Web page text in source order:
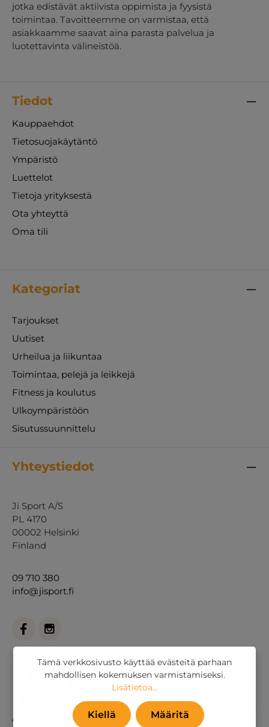
jotka edistävät aktiivista oppimista ja fyysistä
toimintaa. Tavoitteemme on varmistaa, että
asiakkaamme saavat aina parasta palvelua ja
luotettavinta välineistöä.
Tiedot
Kauppaehdot
Tietosuojakäytäntö
Ympäristö
Luettelot
Tietoja yrityksestä
Ota yhteyttä
Oma tili
Kategoriat
Tarjoukset
Uutiset
Urheilua ja liikuntaa
Toimintaa, pelejä ja leikkejä
Fitness ja koulutus
Ulkoympäristöön
Sisutussuunnittelu
Yhteystiedot
Ji Sport A/S
PL 4170
00002 Helsinki
Finland
09 710 380
info@jisport.fi
Tämä verkkosivusto käyttää evästeitä parhaan
mahdollisen kokemuksen varmistamiseksi.
Lisätietoa...
Kiellä Määritä